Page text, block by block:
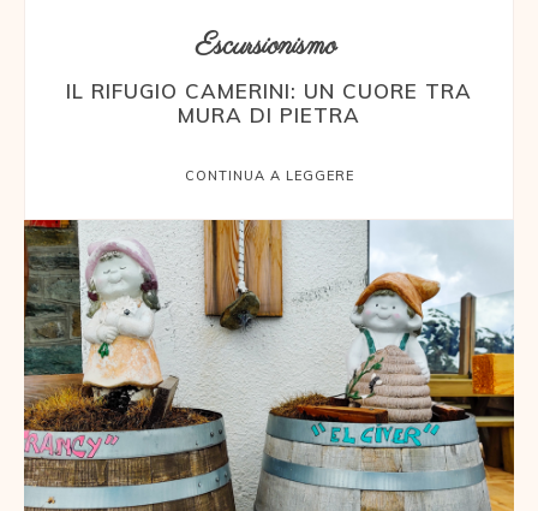
Escursionismo
IL RIFUGIO CAMERINI: UN CUORE TRA
MURA DI PIETRA
CONTINUA A LEGGERE